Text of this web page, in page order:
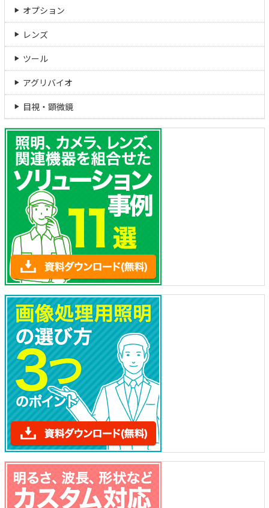
オプション
レンズ
ツール
アグリバイオ
目視・顕微鏡